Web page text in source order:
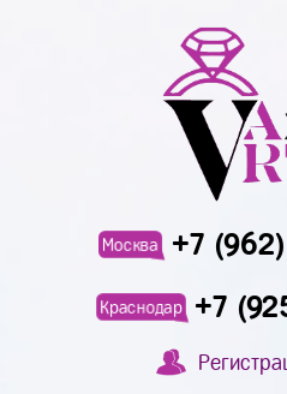
Москва +7
Краснодар +7